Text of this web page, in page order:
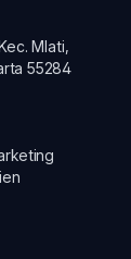
Mlati,
55284